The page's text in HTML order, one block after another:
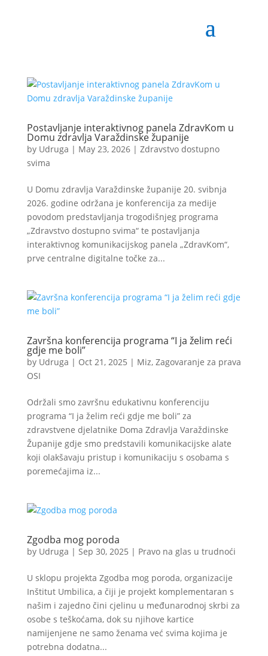
Postavljanje interaktivnog panela ZdravKom u
Domu zdravlja Varaždinske županije
by Udruga | May 23, 2026| Zdravstvo dostupno
svima
U Domu zdravlja Varaždinske županije 20. svibnja
2026. godine održana je konferencija za medije
povodom predstavljanja trogodišnjeg programa
„Zdravstvo dostupno svima“ te postavljanja
interaktivnog komunikacijskog panela „ZdravKom“,
prve centralne digitalne točke za...
Završna konferencija programa “I ja želim reći
gdje me boli”
by Udruga | Oct 21, 2025 | Miz, Zagovaranje za prava
OSI
Održali smo završnu edukativnu konferenciju
programa “I ja želim reći gdje me boli” za
zdravstvene djelatnike Doma Zdravlja Varaždinske
Županije gdje smo predstavili komunikacijske alate
koji olakšavaju pristup i komunikaciju s osobama s
poremećajima iz...
Zgodba mog poroda
by Udruga | Sep 30, 2025 | Pravo na glas u trudnoći
U sklopu projekta Zgodba mog poroda, organizacije
Inštitut Umbilica, a čiji je projekt komplementaran s
našim i zajedno čini cjelinu u međunarodnoj skrbi za
osobe s teškoćama, dok su njihove kartice
namijenjene ne samo ženama već svima kojima je
potrebna dodatna...